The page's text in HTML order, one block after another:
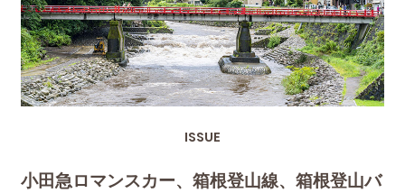
ISSUE
小田急ロマンスカー、箱根登山線、箱根登山バ